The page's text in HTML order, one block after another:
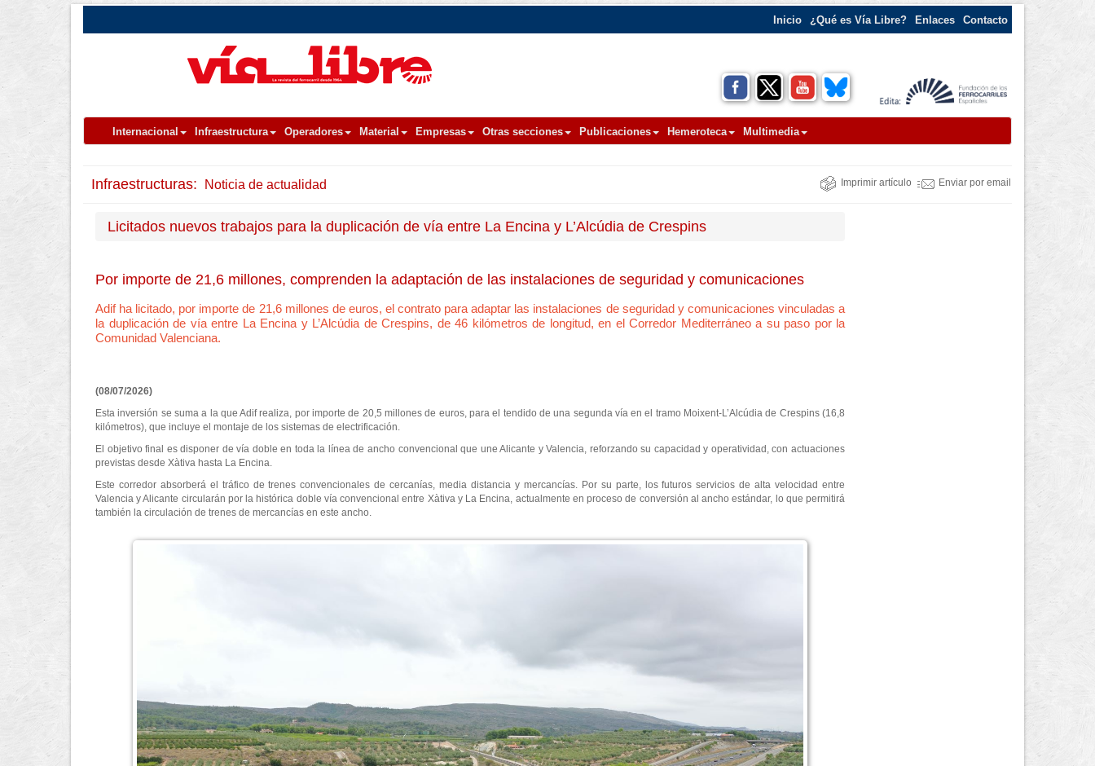
Inicio ¿Qué es Vía Libre? Enlaces Contacto
Internacional Infraestructura Operadores Material Empresas Otras secciones Publicaciones Hemeroteca Multimedia
Infraestructuras: Noticia de actualidad Imprimir artículo Enviar por email
Licitados nuevos trabajos para la duplicación de vía entre La Encina y L’Alcúdia de Crespins
Por importe de 21,6 millones, comprenden la adaptación de las instalaciones de seguridad y comunicaciones
Adif ha licitado, por importe de 21,6 millones de euros, el contrato para adaptar las instalaciones de seguridad y comunicaciones vinculadas a
la duplicación de vía entre La Encina y L’Alcúdia de Crespins, de 46 kilómetros de longitud, en el Corredor Mediterráneo a su paso por la
Comunidad Valenciana.
(08/07/2026)
Esta inversión se suma a la que Adif realiza, por importe de 20,5 millones de euros, para el tendido de una segunda vía en el tramo Moixent-L’Alcúdia de Crespins (16,8
kilómetros), que incluye el montaje de los sistemas de electrificación.
El objetivo final es disponer de vía doble en toda la línea de ancho convencional que une Alicante y Valencia, reforzando su capacidad y operatividad, con actuaciones
previstas desde Xàtiva hasta La Encina.
Este corredor absorberá el tráfico de trenes convencionales de cercanías, media distancia y mercancías. Por su parte, los futuros servicios de alta velocidad entre
Valencia y Alicante circularán por la histórica doble vía convencional entre Xàtiva y La Encina, actualmente en proceso de conversión al ancho estándar, lo que permitirá
también la circulación de trenes de mercancías en este ancho.